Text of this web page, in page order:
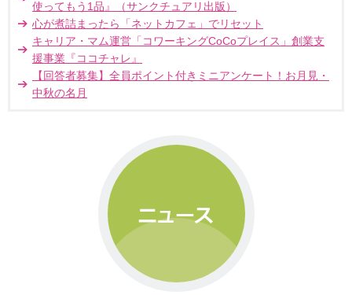
使ってもう1品』（サンクチュアリ出版）
心が煮詰まったら「ネットカフェ」でリセット
キャリア・マム運営「コワーキングCoCoプレイス」創業支
援事業『ココチャレ』
【回答者募集】全員ポイント付きミニアンケート！お月見・
中秋の名月